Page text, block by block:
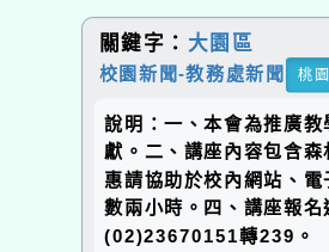
關鍵字： 大園區
校園新聞-教務處新聞 桃
說明：一、本會為推廣
獻。二、講座內容包含
惠請協助於校內網站、
數兩小時。四、講座報
(02)23670151轉239。